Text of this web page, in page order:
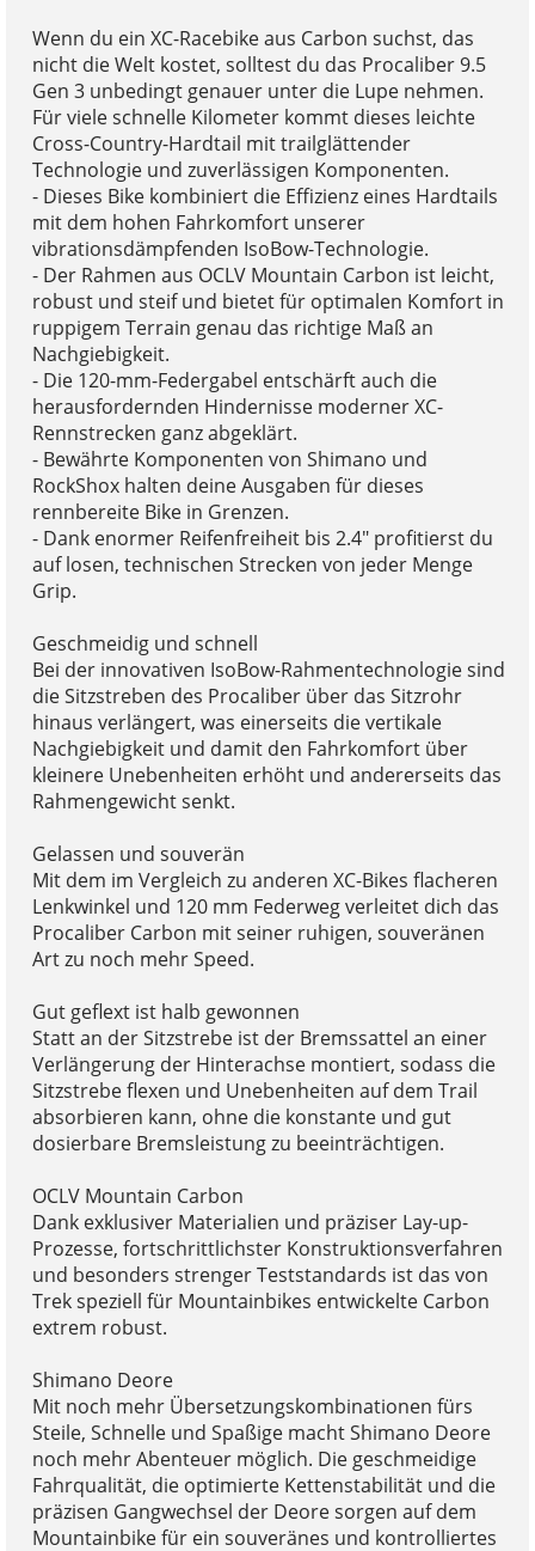
Wenn du ein XC-Racebike aus Carbon suchst, das
nicht die Welt kostet, solltest du das Procaliber 9.5
Gen 3 unbedingt genauer unter die Lupe nehmen.
Für viele schnelle Kilometer kommt dieses leichte
Cross-Country-Hardtail mit trailglättender
Technologie und zuverlässigen Komponenten.
- Dieses Bike kombiniert die Effizienz eines Hardtails
mit dem hohen Fahrkomfort unserer
vibrationsdämpfenden IsoBow-Technologie.
- Der Rahmen aus OCLV Mountain Carbon ist leicht,
robust und steif und bietet für optimalen Komfort in
ruppigem Terrain genau das richtige Maß an
Nachgiebigkeit.
- Die 120-mm-Federgabel entschärft auch die
herausfordernden Hindernisse moderner XC-
Rennstrecken ganz abgeklärt.
- Bewährte Komponenten von Shimano und
RockShox halten deine Ausgaben für dieses
rennbereite Bike in Grenzen.
- Dank enormer Reifenfreiheit bis 2.4" profitierst du
auf losen, technischen Strecken von jeder Menge
Grip.
Geschmeidig und schnell
Bei der innovativen IsoBow-Rahmentechnologie sind
die Sitzstreben des Procaliber über das Sitzrohr
hinaus verlängert, was einerseits die vertikale
Nachgiebigkeit und damit den Fahrkomfort über
kleinere Unebenheiten erhöht und andererseits das
Rahmengewicht senkt.
Gelassen und souverän
Mit dem im Vergleich zu anderen XC-Bikes flacheren
Lenkwinkel und 120 mm Federweg verleitet dich das
Procaliber Carbon mit seiner ruhigen, souveränen
Art zu noch mehr Speed.
Gut geflext ist halb gewonnen
Statt an der Sitzstrebe ist der Bremssattel an einer
Verlängerung der Hinterachse montiert, sodass die
Sitzstrebe flexen und Unebenheiten auf dem Trail
absorbieren kann, ohne die konstante und gut
dosierbare Bremsleistung zu beeinträchtigen.
OCLV Mountain Carbon
Dank exklusiver Materialien und präziser Lay-up-
Prozesse, fortschrittlichster Konstruktionsverfahren
und besonders strenger Teststandards ist das von
Trek speziell für Mountainbikes entwickelte Carbon
extrem robust.
Shimano Deore
Mit noch mehr Übersetzungskombinationen fürs
Steile, Schnelle und Spaßige macht Shimano Deore
noch mehr Abenteuer möglich. Die geschmeidige
Fahrqualität, die optimierte Kettenstabilität und die
präzisen Gangwechsel der Deore sorgen auf dem
Mountainbike für ein souveränes und kontrolliertes